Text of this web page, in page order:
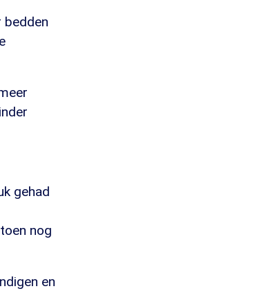
bedden
gehad
nog
en